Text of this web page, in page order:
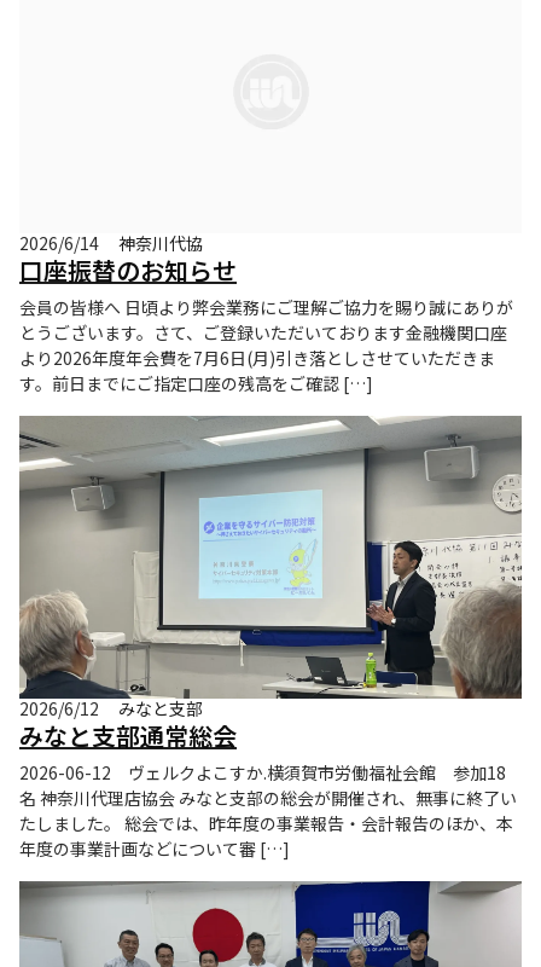
2026/6/14 神奈川代協
口座振替のお知らせ
会員の皆様へ 日頃より弊会業務にご理解ご協力を賜り誠にありが
とうございます。さて、ご登録いただいております金融機関口座
より2026年度年会費を7月6日(月)引き落としさせていただきま
す。前日までにご指定口座の残高をご確認 […]
2026/6/12 みなと支部
みなと支部通常総会
2026-06-12 ヴェルクよこすか.横須賀市労働福祉会館 参加18
名 神奈川代理店協会 みなと支部の総会が開催され、無事に終了い
たしました。 総会では、昨年度の事業報告・会計報告のほか、本
年度の事業計画などについて審 […]